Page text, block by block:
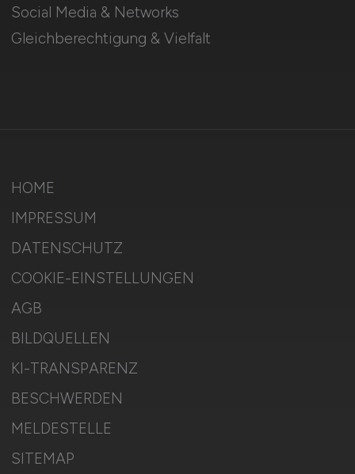
Social Media & Networks
Gleichberechtigung & Vielfalt
HOME
IMPRESSUM
DATENSCHUTZ
COOKIE-EINSTELLUNGEN
AGB
BILDQUELLEN
KI-TRANSPARENZ
BESCHWERDEN
MELDESTELLE
SITEMAP